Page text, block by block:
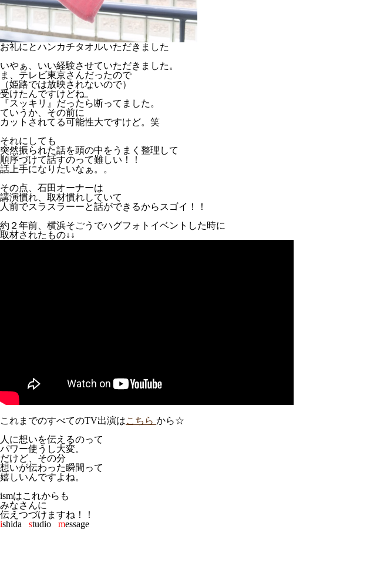
お礼にとハンカチタオルいただきました
いやぁ、いい経験させていただきました。
ま、テレビ東京さんだったので
（姫路では放映されないので）
受けたんですけどね。
『スッキリ』だったら断ってました。
ていうか、その前に
カットされてる可能性大ですけど。笑
それにしても
突然振られた話を頭の中をうまく整理して
順序づけて話すのって難しい！！
話上手になりたいなぁ。。
その点、石田オーナーは
講演慣れ、取材慣れしていて
人前でスラスラーーと話ができるからスゴイ！！
約２年前、横浜そごうでハグフォトイベントした時に
取材されたもの↓↓
これまでのすべてのTV出演はこちら から☆
人に想いを伝えるのって
パワー使うし大変。
だけど、その分
想いが伝わった瞬間って
嬉しいんですよね。
ismはこれからも
みなさんに
伝えつづけますね！！
ishida studio message